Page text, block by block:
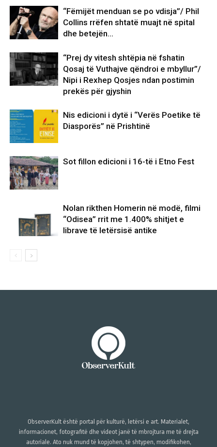
“Fëmijët menduan se po vdisja”/ Phil
Collins rrëfen shtatë muajt në spital
dhe betejën…
“Prej dy vitesh shtëpia në fshatin
Qosaj të Vuthajve qëndroi e mbyllur”/
Nipi i Rexhep Qosjes ndan postimin
prekës për gjyshin
Nis edicioni i dytë i “Verës Poetike të
Diasporës” në Prishtinë
Sot fillon edicioni i 16-të i Etno Fest
Nolan rikthen Homerin në modë, filmi
“Odisea” rrit me 1.400% shitjet e
librave të letërsisë antike
ObserverKult është portal për kulturë, letërsi e art. Materialet,
informacionet, fotografitë dhe videot janë të mbrojtura me të drejta
autoriale. Ato nuk mund të kopjohen, të shtypen, modifikohen,